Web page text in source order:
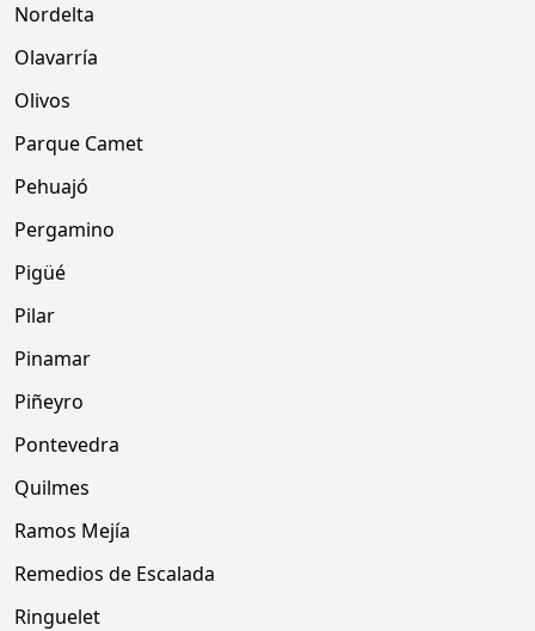
Nordelta
Olavarría
Olivos
Parque Camet
Pehuajó
Pergamino
Pigüé
Pilar
Pinamar
Piñeyro
Pontevedra
Quilmes
Ramos Mejía
Remedios de Escalada
Ringuelet